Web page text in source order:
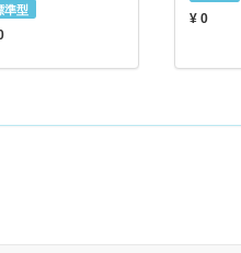
準型
¥ 0